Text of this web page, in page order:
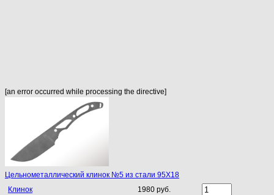
[an error occurred while processing the directive]
Цельнометаллический клинок №5 из стали 95Х18
Клинок
1980 руб.